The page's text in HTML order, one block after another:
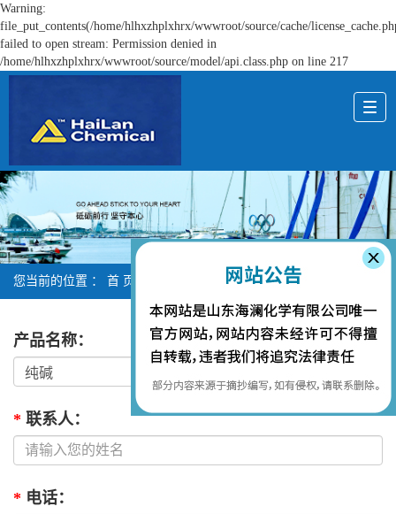
Warning:
file_put_contents(/home/hlhxzhplxhrx/wwwroot/source/cache/
failed to open stream: Permission denied in
/home/hlhxzhplxhrx/wwwroot/source/model/api.class.php on line 217
您当前的位置 ： 首 页
产品名称：
* 联系人：
* 电话：